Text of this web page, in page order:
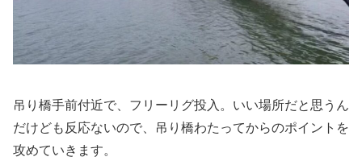
吊り橋手前付近で、フリーリグ投入。いい場所だと思うん
だけども反応ないので、吊り橋わたってからのポイントを
攻めていきます。